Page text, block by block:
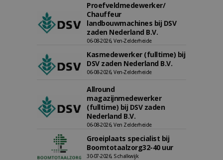
Proefveldmedewerker/
Chauffeur
landbouwmachines bij DSV
zaden Nederland B.V.
06-08-2026, Ven-Zelderheide
Kasmedewerker (fulltime) bij
DSV zaden Nederland B.V.
06-08-2026, Ven-Zelderheide
Allround
magazijnmedewerker
(fulltime) bij DSV zaden
Nederland B.V.
06-08-2026, Ven Zelderheide
Groeiplaats specialist bij
Boomtotaalzorg32-40 uur
30-07-2026, Schalkwijk